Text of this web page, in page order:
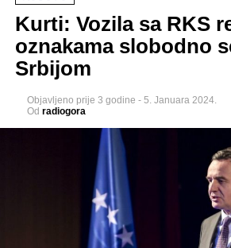
Kurti: Vozila sa RKS
oznakama slobodno
Srbijom
Objavljeno prije 3 godine - 5. Januara 2024.
Od radiogora